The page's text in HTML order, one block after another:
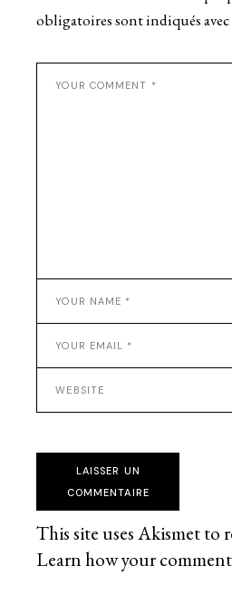
obligatoires sont indiqués avec
LAISSER UN
COMMENTAIRE
This site uses Akismet to
Learn how your